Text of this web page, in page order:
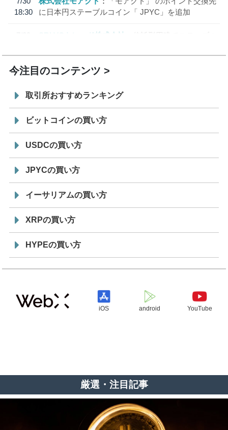
18:30
に日本円ステーブルコイン「 JPYC」を追加
7/29
SBI VCトレード株式会社
信託型円建てステーブル
今注目のコンテンツ
取引所おすすめランキング
ビットコインの買い方
USDCの買い方
JPYCの買い方
イーサリアムの買い方
XRPの買い方
HYPEの買い方
iOS android YouTube
厳選・注目記事